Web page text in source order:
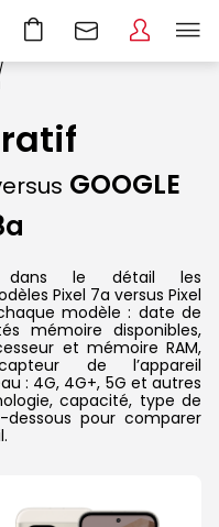
GOOGLE
dans le détail les
Pixel 7a versus Pixel
modèle : date de
mémoire disponibles,
et mémoire RAM,
de l’appareil
: 4G, 4G+, 5G et autres
capacité, type de
pour comparer